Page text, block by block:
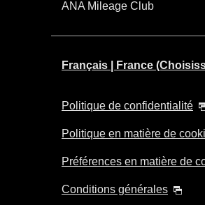
ANA Mileage Club
Français | France
Politique de confidentialité
Politique en matière de
Préférences en matière de
Conditions générales